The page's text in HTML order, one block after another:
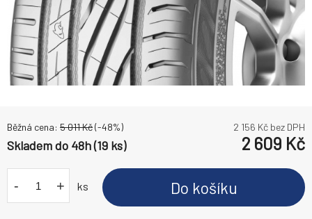
Běžná cena: 5 011Kč(-48%) 2 156 Kč bez DPH
Skladem do 48h (19 ks) 2 609 Kč
- + ks Do košíku